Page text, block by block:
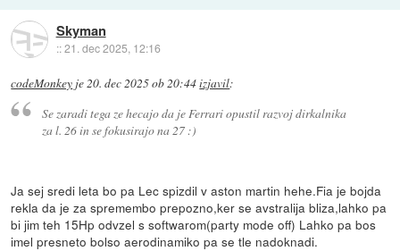
Skyman
::21. dec 2025, 12:16
codeMonkey je20. dec 2025 ob 20:44izjavil:
Se zaradi tega ze hecajo da je Ferrari opustil razvoj dirkalnika
za l. 26 in se fokusirajo na 27 :)
Ja sej sredi leta bo pa Lec spizdil v aston martin hehe.Fia je bojda
rekla da je za spremembo prepozno,ker se avstralija bliza,lahko pa
bi jim teh 15Hp odvzel s softwarom(party mode off) Lahko pa bos
imel presneto bolso aerodinamiko pa se tle nadoknadi.